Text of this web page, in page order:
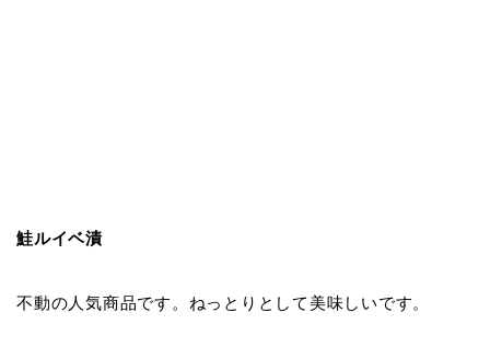
鮭ルイベ漬
不動の人気商品です。ねっとりとして美味しいです。